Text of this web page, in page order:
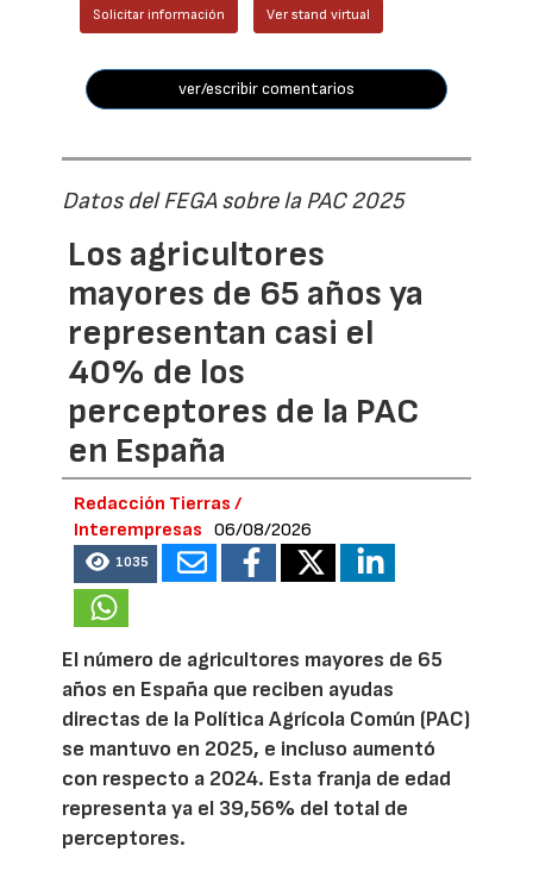
Solicitar información Ver stand virtual
ver/escribir comentarios
Datos del FEGA sobre la PAC 2025
Los agricultores
mayores de 65 años ya
representan casi el
40% de los
perceptores de la PAC
en España
Redacción Tierras /
Interempresas
06/08/2026
1035
El número de agricultores mayores de 65
años en España que reciben ayudas
directas de la Política Agrícola Común (PAC)
se mantuvo en 2025, e incluso aumentó
con respecto a 2024. Esta franja de edad
representa ya el 39,56% del total de
perceptores.